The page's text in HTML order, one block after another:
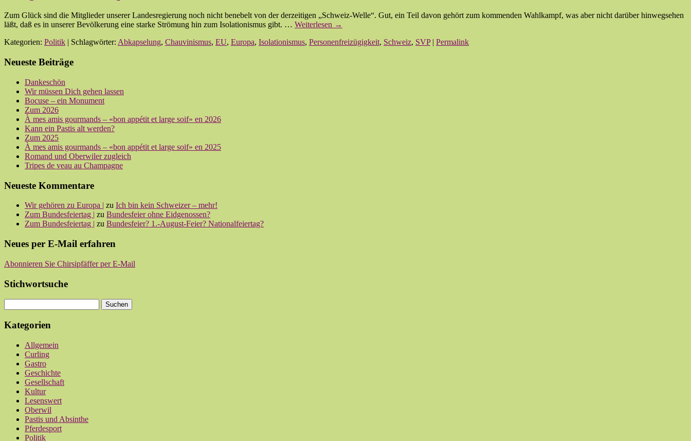
Zum Glück sind die Mitglieder unserer Landesregierung noch nicht benebelt von der derzeitigen „Schweiz-Welle“. Gut, ein Teil davon gehört zum kommenden Wahlkampf, was aber nicht darüber hinwegsehen
läßt, daß es in unserer Bevölkerung eine starke Strömung hin zum Isolationismus gibt. … Weiterlesen →
Kategorien: Politik | Schlagwörter: Abkapselung, Chauvinismus, EU, Europa, Isolationismus, Personenfreizügigkeit, Schweiz, SVP| Permalink
Neueste Beiträge
Dankeschön
Wir müssen Dich gehen lassen
Bocuse – ein Monument
Zum 2026
À mes amis gourmands – «bon appétit et large soif» en 2026
Kann ein Pastis alt werden?
Zum 2025
À mes amis gourmands – «bon appétit et large soif» en 2025
Romand und Oberwiler zugleich
Tripes de veau au Champagne
Neueste Kommentare
Wir gehören zu Europa | zu Ich bin kein Schweizer – mehr!
Zum Bundesfeiertag | zu Bundesfeier ohne Eidgenossen?
Zum Bundesfeiertag | zu Bundesfeier? 1.-August-Feier? Nationalfeiertag?
Neues per E-Mail erfahren
Abonnieren Sie Chirsipfäffer per E-Mail
Stichwortsuche
Kategorien
Allgemein
Curling
Gastro
Geschichte
Gesellschaft
Kultur
Lesenswert
Oberwil
Pastis und Absinthe
Pferdesport
Politik